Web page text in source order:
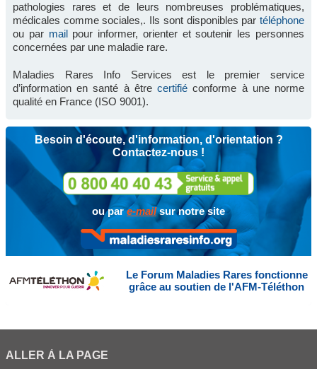
pathologies rares et de leurs nombreuses problématiques,
médicales comme sociales,. Ils sont disponibles par téléphone
ou par mailpour informer, orienter et soutenir les personnes
concernées par une maladie rare.
Maladies Rares Info Services est le premier service
d’information en santé à êtrecertifié conforme à une norme
qualité en France (ISO 9001).
Besoin d'écoute, d'information, d'orientation ?
Contactez-nous !
ou pare-mailsur notre site
Le Forum Maladies Rares fonctionne
grâce au soutien de l'AFM-Téléthon
ALLER À LA PAGE